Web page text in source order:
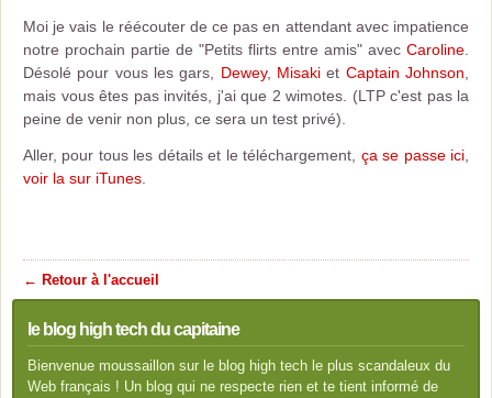
Moi je vais le réécouter de ce pas en attendant avec impatience
notre prochain partie de "Petits flirts entre amis" avec Caroline
Désolé pour vous les gars, Dewey, Misaki et Captain Johnson
mais vous êtes pas invités, j'ai que 2 wimotes. (LTP c'est pas la
peine de venir non plus, ce sera un test privé).
Aller, pour tous les détails et le téléchargement, ça se passe ici
voir la sur iTunes
← Retour à l'accueil
le blog high tech du capitaine
Bienvenue moussaillon sur le blog high tech le plus scandaleux du
Web français ! Un blog qui ne respecte rien et te tient informé de